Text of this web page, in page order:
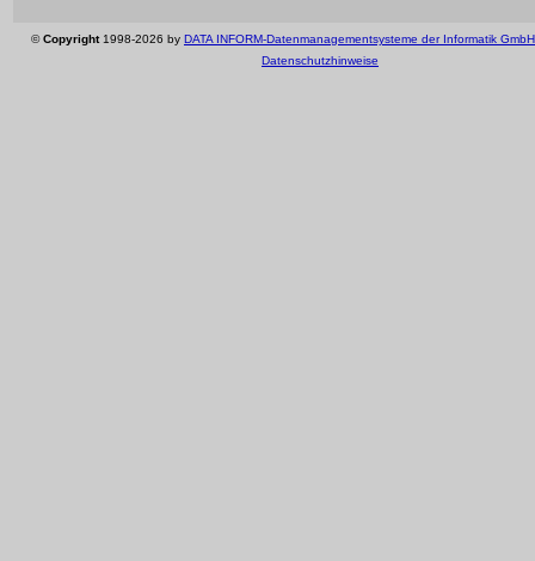
©Copyright1998-2026 by DATA INFORM-Datenmanagementsysteme der Informatik GmbH
Datenschutzhinweise